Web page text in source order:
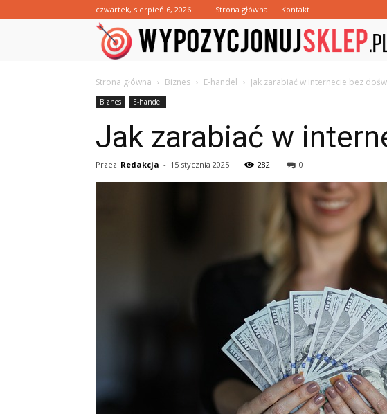
czwartek, sierpień 6, 2026 Strona główna Kontakt
Strona główna Biznes E-handel Jak zarabiać w internecie bez
Biznes E-handel
Jak zarabiać w
Przez Redakcja - 15 stycznia 2025 282 0